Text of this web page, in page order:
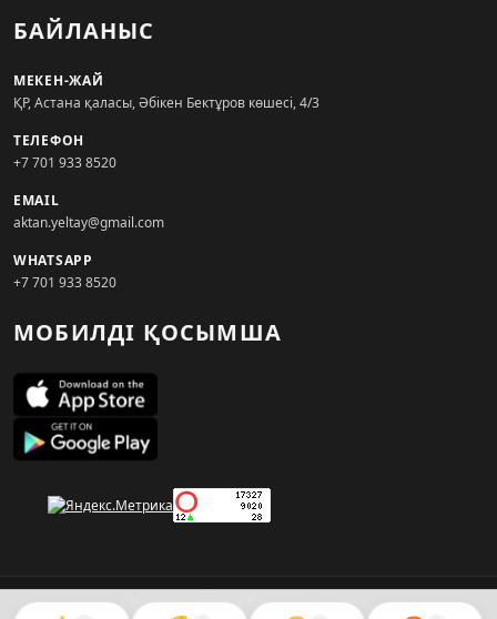
БАЙЛАНЫС
МЕКЕН-ЖАЙ
ҚР, Астана қаласы, Әбікен Бектұров көшесі, 4/3
ТЕЛЕФОН
+7 701 933 8520
EMAIL
aktan.yeltay@gmail.com
WHATSAPP
+7 701 933 8520
МОБИЛДІ ҚОСЫМША
© 2026. KZNEWS.KZ ақпарат агенттігі